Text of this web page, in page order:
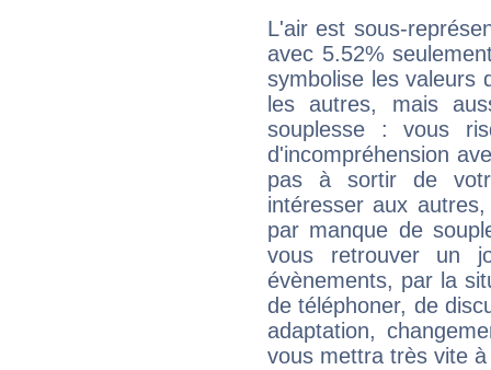
L'air est sous-
avec 5.52%
symbolise les valeurs
les autres, mais
souplesse : vous
d'incompréhension
pas à sortir de
intéresser aux
par manque de
vous retrouver un
évènements, par la
de téléphoner, de
adaptation,
vous mettra très vite